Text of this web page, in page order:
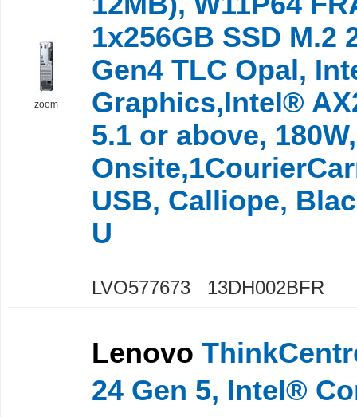
zoom
1x256GB SSD M.2
Gen4 TLC Opal,
Graphics,Intel®
5.1 or above,
USB, Calliope,
U
LVO577673 13DH002BFR
Lenovo
24 Gen 5, Intel®